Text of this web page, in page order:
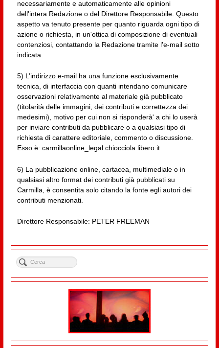
necessariamente e automaticamente alle opinioni
dell'intera Redazione o del Direttore Responsabile. Questo
aspetto va tenuto presente per quanto riguarda ogni tipo di
azione o richiesta, in un'ottica di composizione di eventuali
contenziosi, contattando la Redazione tramite l'e-mail sotto
indicata.
5) L’indirizzo e-mail ha una funzione esclusivamente
tecnica, di interfaccia con quanti intendano comunicare
osservazioni relativamente al materiale già pubblicato
(titolarità delle immagini, dei contributi e correttezza dei
medesimi), motivo per cui non si risponderà' a chi lo userà
per inviare contributi da pubblicare o a qualsiasi tipo di
richiesta di carattere editoriale, commento o discussione.
Esso è: carmillaonline_legal chiocciola libero.it
6) La pubblicazione online, cartacea, multimediale o in
qualsiasi altro format dei contributi già pubblicati su
Carmilla, è consentita solo citando la fonte egli autori dei
contributi menzionati.
Direttore Responsabile: PETER FREEMAN